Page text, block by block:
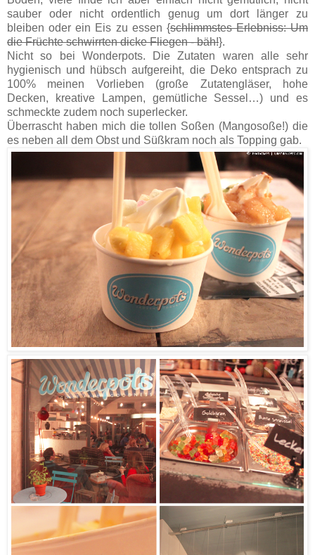
sauber oder nicht ordentlich genug um dort länger zu
bleiben oder ein Eis zu essen {schlimmstes Erlebniss: Um
die Früchte schwirrten dicke Fliegen - bäh!}.
Nicht so bei Wonderpots. Die Zutaten waren alle sehr
hygienisch und hübsch aufgereiht, die Deko entsprach zu
100% meinen Vorlieben (große Zutatengläser, hohe
Decken, kreative Lampen, gemütliche Sessel…) und es
schmeckte zudem noch superlecker.
Überrascht haben mich die tollen Soßen (Mangosoße!) die
es neben all dem Obst und Süßkram noch als Topping gab.